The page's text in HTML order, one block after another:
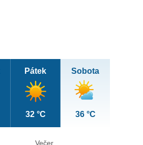
Pátek
32 °C
Sobota
36 °C
Večer